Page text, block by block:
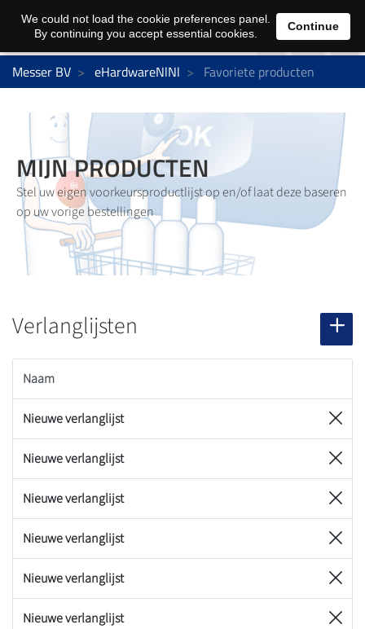
0
Messer BV eHardwareNlNl Favoriete producten
MIJN PRODUCTEN
Stel uw eigen voorkeursproductlijst op en/of laat deze baseren
op uw vorige bestellingen
Verlanglijsten
Naam
Nieuwe verlanglijst
Nieuwe verlanglijst
Nieuwe verlanglijst
Nieuwe verlanglijst
Nieuwe verlanglijst
Nieuwe verlanglijst
We could not load the cookie preferences panel.
By continuing you accept essential cookies.
Continue